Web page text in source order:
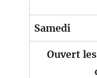
Samedi
Ouvert